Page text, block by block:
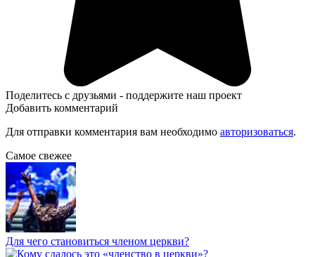
Поделитесь с друзьями - поддержите наш проект
Добавить комментарий
Для отправки комментария вам необходимо авторизоваться.
Самое свежее
Для чего становиться членом церкви?